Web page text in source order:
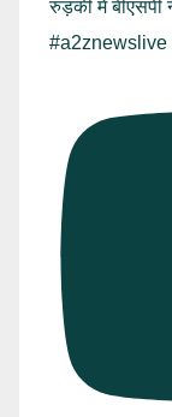
रुड़की में बीएसपी
#a2znewslive